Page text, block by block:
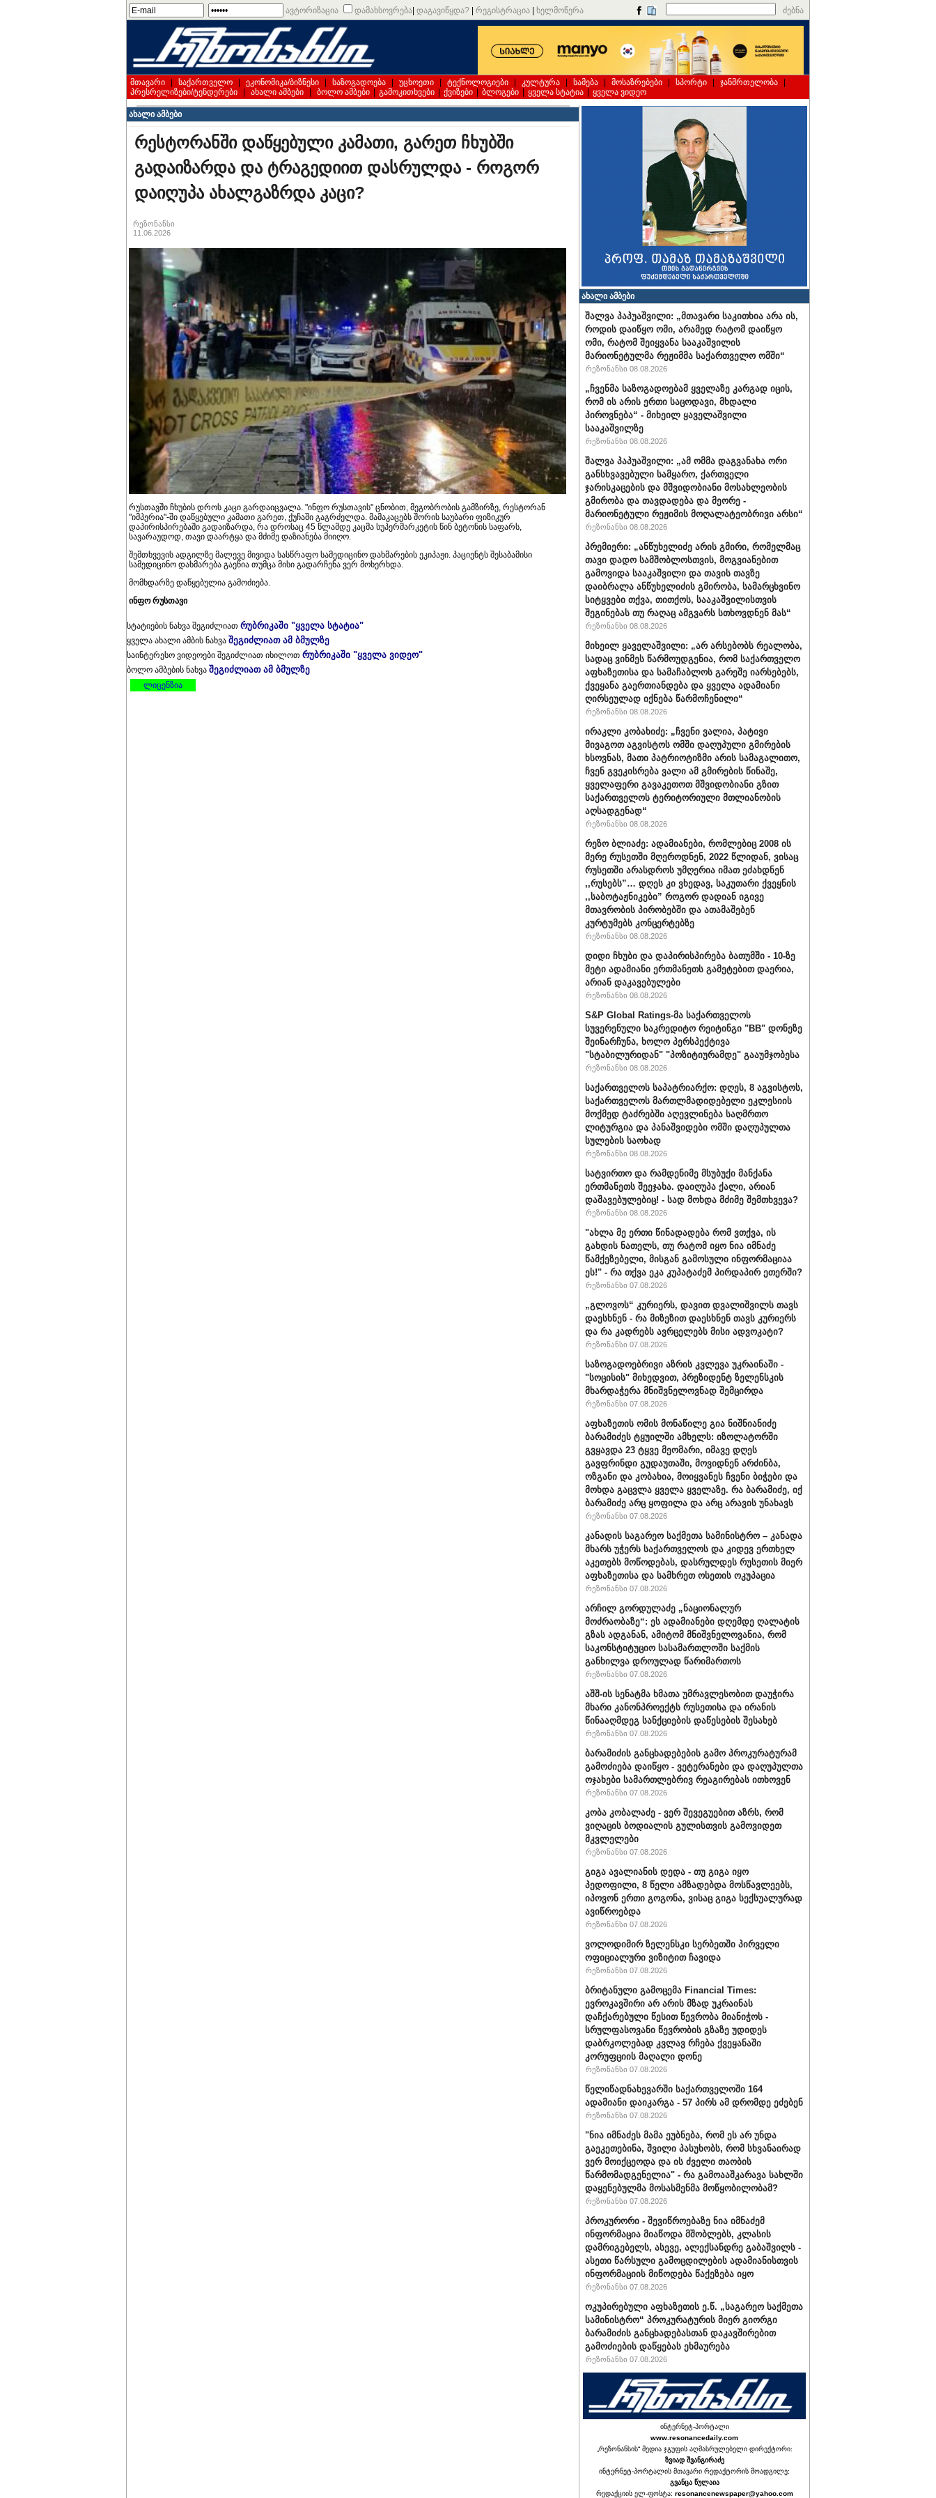
ავტორიზაცია დამახსოვრება დაგავიწყდა? რეგისტრაცია ხელმოწერა ძებნა
მთავარი საქართველო ეკონომიკა/ბიზნესი საზოგადოება უცხოეთი ტექნოლოგიები კულტურა სამება მოსაზრებები სპორტი ჯანმრთელობა
პრესრელიზები/ტენდერები
ახალი ამბები ბოლო ამბები გამოკითხვები ქვიზები ბლოგები ყველა სტატია ყველა ვიდეო
ახალი ამბები
რესტორანში დაწყებული კამათი, გარეთ ჩხუბში
გადაიზარდა და ტრაგედიით დასრულდა - როგორ
დაიღუპა ახალგაზრდა კაცი?
რეზონანსი
11.06.2026
რუსთავში ჩხუბის დროს კაცი გარდაიცვალა. "ინფო რუსთავის" ცნობით, მეგობრობის გამზირზე, რესტორან
"იმპერია"-ში დაწყებული კამათი გარეთ, ქუჩაში გაგრძელდა. მამაკაცებს შორის საუბარი ფიზიკურ
დაპირისპირებაში გადაიზარდა, რა დროსაც 45 წლამდე კაცმა სუპერმარკეტის წინ ბეტონის საფარს,
სავარაუდოდ, თავი დაარტყა და მძიმე დაზიანება მიიღო.
შემთხვევის ადგილზე მალევე მივიდა სასწრაფო სამედიცინო დახმარების ეკიპაჟი. პაციენტს შესაბამისი
სამედიცინო დახმარება გაეწია თუმცა მისი გადარჩენა ვერ მოხერხდა.
მომხდარზე დაწყებულია გამოძიება.
ინფო რუსთავი
სტატიების ნახვა შეგიძლიათ რუბრიკაში "ყველა სტატია"
ყველა ახალი ამბის ნახვა შეგიძლიათ ამ ბმულზე
საინტერესო ვიდეოები შეგიძლიათ იხილოთ რუბრიკაში "ყველა ვიდეო"
ბოლო ამბების ნახვა შეგიძლიათ ამ ბმულზე
ლიცენზია
ახალი ამბები
შალვა პაპუაშვილი: „მთავარი საკითხია არა ის,
როდის დაიწყო ომი, არამედ რატომ დაიწყო
ომი, რატომ შეიყვანა სააკაშვილის
მარიონეტულმა რეჟიმმა საქართველო ომში“
რეზონანსი 08.08.2026
„ჩვენმა საზოგადოებამ ყველაზე კარგად იცის,
რომ ის არის ერთი საცოდავი, მხდალი
პიროვნება“ - მიხეილ ყაველაშვილი
სააკაშვილზე
რეზონანსი 08.08.2026
შალვა პაპუაშვილი: „ამ ომმა დაგვანახა ორი
განსხვავებული სამყარო, ქართველი
ჯარისკაცების და მშვიდობიანი მოსახლეობის
გმირობა და თავდადება და მეორე -
მარიონეტული რეჟიმის მოღალატეობრივი არსი“
რეზონანსი 08.08.2026
პრემიერი: „ანწუხელიძე არის გმირი, რომელმაც
თავი დადო სამშობლოსთვის, მოგვიანებით
გამოვიდა სააკაშვილი და თავის თავზე
დაიბრალა ანწუხელიძის გმირობა, სამარცხვინო
სიტყვები თქვა, თითქოს, სააკაშვილისთვის
შეგინებას თუ რაღაც ამგვარს სთხოვდნენ მას“
რეზონანსი 08.08.2026
მიხეილ ყაველაშვილი: „არ არსებობს რეალობა,
სადაც ვინმეს წარმოუდგენია, რომ საქართველო
აფხაზეთისა და სამაჩაბლოს გარეშე იარსებებს,
ქვეყანა გაერთიანდება და ყველა ადამიანი
ღირსეულად იქნება წარმოჩენილი“
რეზონანსი 08.08.2026
ირაკლი კობახიძე: „ჩვენი ვალია, პატივი
მივაგოთ აგვისტოს ომში დაღუპული გმირების
ხსოვნას, მათი პატრიოტიზმი არის სამაგალითო,
ჩვენ გვეკისრება ვალი ამ გმირების წინაშე,
ყველაფერი გავაკეთოთ მშვიდობიანი გზით
საქართველოს ტერიტორიული მთლიანობის
აღსადგენად“
რეზონანსი 08.08.2026
რეზო ბლიაძე: ადამიანები, რომლებიც 2008 ის
მერე რუსეთში მღეროდნენ, 2022 წლიდან, ვისაც
რუსეთში არასდროს უმღერია იმათ ეძახდნენ
,,რუსებს”… დღეს კი ვხედავ, საკუთარი ქვეყნის
,,საბოტაჟნიკები” როგორ დადიან იგივე
მთავრობის პირობებში და ათამაშებენ
კურტუმებს კონცერტებზე
რეზონანსი 08.08.2026
დიდი ჩხუბი და დაპირისპირება ბათუმში - 10-ზე
მეტი ადამიანი ერთმანეთს გამეტებით დაერია,
არიან დაკავებულები
რეზონანსი 08.08.2026
S&P Global Ratings-მა საქართველოს
სუვერენული საკრედიტო რეიტინგი "BB" დონეზე
შეინარჩუნა, ხოლო პერსპექტივა
"სტაბილურიდან" "პოზიტიურამდე" გააუმჯობესა
რეზონანსი 08.08.2026
საქართველოს საპატრიარქო: დღეს, 8 აგვისტოს,
საქართველოს მართლმადიდებელი ეკლესიის
მოქმედ ტაძრებში აღევლინება საღმრთო
ლიტურგია და პანაშვიდები ომში დაღუპულთა
სულების საოხად
რეზონანსი 08.08.2026
სატვირთო და რამდენიმე მსუბუქი მანქანა
ერთმანეთს შეეჯახა. დაიღუპა ქალი, არიან
დაშავებულებიც! - სად მოხდა მძიმე შემთხვევა?
რეზონანსი 08.08.2026
"ახლა მე ერთი წინადადება რომ ვთქვა, ის
გახდის ნათელს, თუ რატომ იყო ნია იმნაძე
წამქეზებელი, მისგან გამოსული ინფორმაციაა
ეს!" - რა თქვა ეკა კუპატაძემ პირდაპირ ეთერში?
რეზონანსი 07.08.2026
„გლოვოს“ კურიერს, დავით დვალიშვილს თავს
დაესხნენ - რა მიზეზით დაესხნენ თავს კურიერს
და რა კადრებს ავრცელებს მისი ადვოკატი?
რეზონანსი 07.08.2026
საზოგადოებრივი აზრის კვლევა უკრაინაში -
"სოცისის" მიხედვით, პრეზიდენტ ზელენსკის
მხარდაჭერა მნიშვნელოვნად შემცირდა
რეზონანსი 07.08.2026
აფხაზეთის ომის მონაწილე გია ნიშნიანიძე
ბარამიძეს ტყუილში ამხელს: იზოლატორში
გვყავდა 23 ტყვე მეომარი, იმავე დღეს
გავფრინდი გუდაუთაში, მოვიდნენ არძინბა,
ოზგანი და კობახია, მოიყვანეს ჩვენი ბიჭები და
მოხდა გაცვლა ყველა ყველაზე. რა ბარამიძე, იქ
ბარამიძე არც ყოფილა და არც არავის უნახავს
რეზონანსი 07.08.2026
კანადის საგარეო საქმეთა სამინისტრო – კანადა
მხარს უჭერს საქართველოს და კიდევ ერთხელ
აკეთებს მოწოდებას, დასრულდეს რუსეთის მიერ
აფხაზეთისა და სამხრეთ ოსეთის ოკუპაცია
რეზონანსი 07.08.2026
არჩილ გორდულაძე „ნაციონალურ
მოძრაობაზე“: ეს ადამიანები დღემდე ღალატის
გზას ადგანან, ამიტომ მნიშვნელოვანია, რომ
საკონსტიტუციო სასამართლოში საქმის
განხილვა დროულად წარიმართოს
რეზონანსი 07.08.2026
აშშ-ის სენატმა ხმათა უმრავლესობით დაუჭირა
მხარი კანონპროექტს რუსეთისა და ირანის
წინააღმდეგ სანქციების დაწესების შესახებ
რეზონანსი 07.08.2026
ბარამიძის განცხადებების გამო პროკურატურამ
გამოძიება დაიწყო - ვეტერანები და დაღუპულთა
ოჯახები სამართლებრივ რეაგირებას ითხოვენ
რეზონანსი 07.08.2026
კობა კობალაძე - ვერ შევეგუებით აზრს, რომ
ვიღაცის ბოდიალის გულისთვის გამოვიდეთ
მკვლელები
რეზონანსი 07.08.2026
გიგა ავალიანის დედა - თუ გიგა იყო
პედოფილი, 8 წელი ამზადებდა მოსწავლეებს,
იპოვონ ერთი გოგონა, ვისაც გიგა სექსუალურად
ავიწროებდა
რეზონანსი 07.08.2026
ვოლოდიმირ ზელენსკი სერბეთში პირველი
ოფიციალური ვიზიტით ჩავიდა
რეზონანსი 07.08.2026
ბრიტანული გამოცემა Financial Times:
ევროკავშირი არ არის მზად უკრაინას
დაჩქარებული წესით წევრობა მიანიჭოს -
სრულფასოვანი წევრობის გზაზე უდიდეს
დაბრკოლებად კვლავ რჩება ქვეყანაში
კორუფციის მაღალი დონე
რეზონანსი 07.08.2026
წელიწადნახევარში საქართველოში 164
ადამიანი დაიკარგა - 57 პირს ამ დრომდე ეძებენ
რეზონანსი 07.08.2026
"ნია იმნაძეს მამა ეუბნება, რომ ეს არ უნდა
გაეკეთებინა, შვილი პასუხობს, რომ სხვანაირად
ვერ მოიქცეოდა და ის ძველი თაობის
წარმომადგენელია" - რა გამოააშკარავა სახლში
დაყენებულმა მოსასმენმა მოწყობილობამ?
რეზონანსი 07.08.2026
პროკურორი - შევიწროებაზე ნია იმნაძემ
ინფორმაცია მიაწოდა მშობლებს, კლასის
დამრიგებელს, ასევე, ალექსანდრე გაბაშვილს -
ასეთი წარსული გამოცდილების ადამიანისთვის
ინფორმაციის მიწოდება წაქეზება იყო
რეზონანსი 07.08.2026
ოკუპირებული აფხაზეთის ე.წ. „საგარეო საქმეთა
სამინისტრო“ პროკურატურის მიერ გიორგი
ბარამიძის განცხადებასთან დაკავშირებით
გამოძიების დაწყებას ეხმაურება
რეზონანსი 07.08.2026
ინტერნეტ-პორტალი
www.resonancedaily.com
„რეზონანსის“ მედია ჯგუფის აღმასრულებელი დირექტორი:
ზვიად შვანგირაძე
ინტერნეტ-პორტალის მთავარი რედაქტორის მოადგილე:
გვანცა წულაია
რედაქციის ელ-ფოსტა: resonancenewspaper@yahoo.com